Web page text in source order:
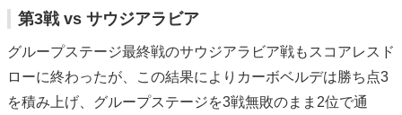
第3戦 vs サウジアラビア
グループステージ最終戦のサウジアラビア戦もスコアレスド
ローに終わったが、この結果によりカーボベルデは勝ち点3
を積み上げ、グループステージを3戦無敗のまま2位で通